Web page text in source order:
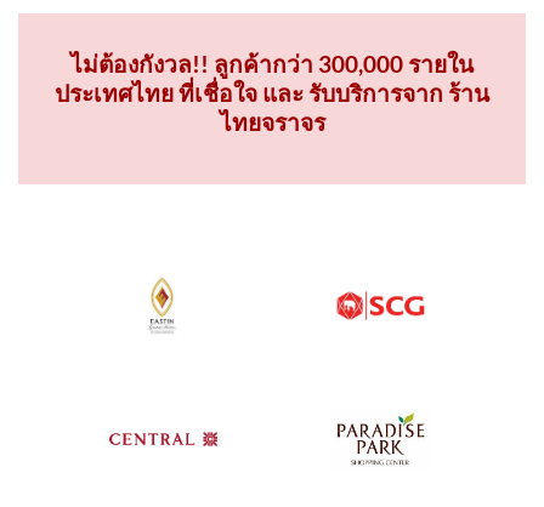
ไม่ต้องกังวล!! ลูกค้ากว่า 300,000 รายใน
ประเทศไทย ที่เชื่อใจ และ รับบริการจาก ร้าน
ไทยจราจร